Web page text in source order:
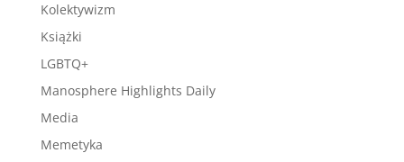
Kolektywizm
Książki
LGBTQ+
Manosphere Highlights Daily
Media
Memetyka